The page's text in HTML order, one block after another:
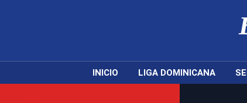
INICIO LIGA DOMINICANA